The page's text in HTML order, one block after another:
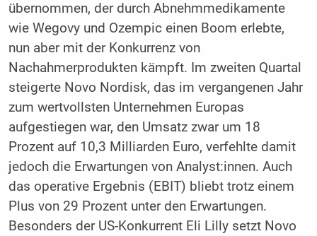
übernommen, der durch Abnehmmedikamente
wie Wegovy und Ozempic einen Boom erlebte,
nun aber mit der Konkurrenz von
Nachahmerprodukten kämpft. Im zweiten Quartal
steigerte Novo Nordisk, das im vergangenen Jahr
zum wertvollsten Unternehmen Europas
aufgestiegen war, den Umsatz zwar um 18
Prozent auf 10,3 Milliarden Euro, verfehlte damit
jedoch die Erwartungen von Analyst:innen. Auch
das operative Ergebnis (EBIT) bliebt trotz einem
Plus von 29 Prozent unter den Erwartungen.
Besonders der US-Konkurrent Eli Lilly setzt Novo